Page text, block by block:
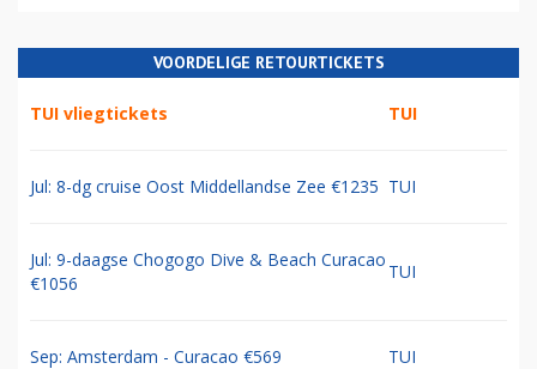
VOORDELIGE RETOURTICKETS
TUI vliegtickets TUI
Jul: 8-dg cruise Oost Middellandse Zee €1235 TUI
Jul: 9-daagse Chogogo Dive & Beach Curacao
€1056
TUI
Sep: Amsterdam - Curacao €569 TUI